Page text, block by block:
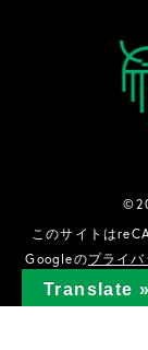
このサイトは
Googleのプライ
Translate »